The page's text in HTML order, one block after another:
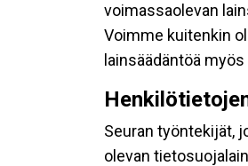
voimassaolevan
Voimme kuitenkin
lainsäädäntöä
Seuran työntekijät,
olevan